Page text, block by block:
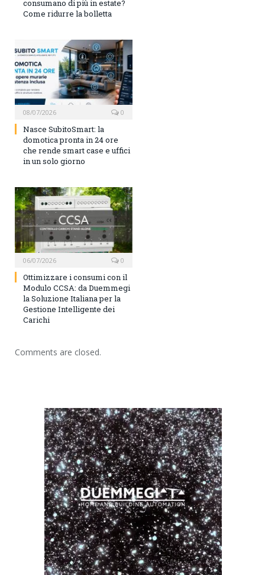
consumano di più in estate?
Come ridurre la bolletta
08/07/2026 0
Nasce SubitoSmart: la
domotica pronta in 24 ore
che rende smart case e uffici
in un solo giorno
06/07/2026 0
Ottimizzare i consumi con il
Modulo CCSA: da Duemmegi
la Soluzione Italiana per la
Gestione Intelligente dei
Carichi
Comments are closed.